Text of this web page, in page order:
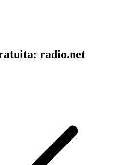
radio.net